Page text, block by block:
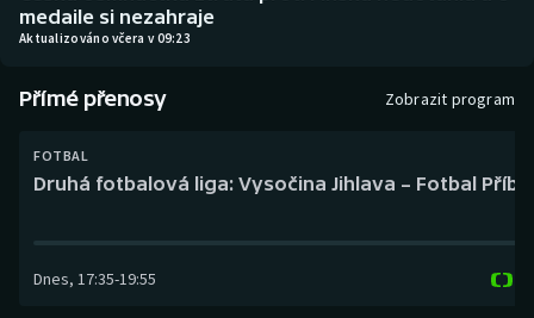
Boby a skeleton
Box
AZ kvíz
medaile si nezahraje
Aktualizováno včera v 09:23
Přímé přenosy Zobrazit program
FOTBAL
Druhá fotbalová liga: Vysočina Jihlava – Fotbal
Dnes, 17:35-19:55